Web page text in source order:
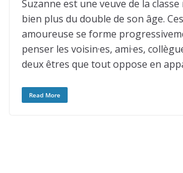
Suzanne est une veuve de la
bien plus du double de son âge.
amoureuse se forme
penser les voisin·es, ami·es,
deux êtres que tout oppose en
Read More